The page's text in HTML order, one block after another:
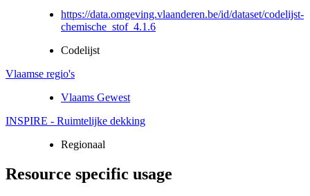
https://data.omgeving.vlaanderen.be/id/dataset/codelijst-
chemische_stof_4.1.6
Codelijst
Vlaamse regio's
Vlaams Gewest
INSPIRE - Ruimtelijke dekking
Regionaal
Resource specific usage